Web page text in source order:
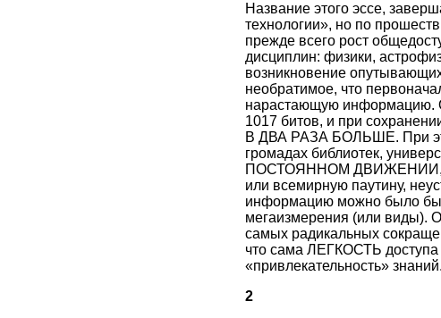
Название этого эссе,
технологии», но по
прежде всего рост
дисциплин: физики,
возникновение
необратимое, что
нарастающую информацию.
1017 битов, и при
В ДВА РАЗА БОЛЬШЕ. При
громадах библиотек,
ПОСТОЯННОМ ДВИЖЕНИИ,
или всемирную паутину,
информацию можно было бы
мегаизмерения (или виды).
самых радикальных
что сама ЛЕГКОСТЬ доступа
«привлекательность»
2